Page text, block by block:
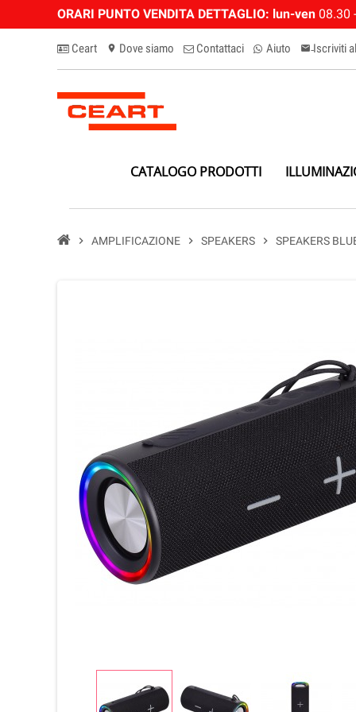
ORARI PUNTO VENDITA DETTAGLIO: lun-ven 08.30
Ceart location_on Dove siamo Contattaci Aiuto email-
Iscriviti
CATALOGO PRODOTTI
chevron_right AMPLIFICAZIONE chevron_right SPEAKERS chevron_right SPEAKERS